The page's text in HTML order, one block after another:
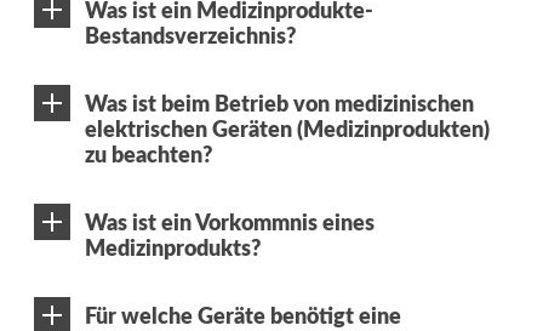
Was ist ein Medizinprodukte-
Bestandsverzeichnis?
Was ist beim Betrieb von medizinischen
elektrischen Geräten (Medizinprodukten)
zu beachten?
Was ist ein Vorkommnis eines
Medizinprodukts?
Für welche Geräte benötigt eine